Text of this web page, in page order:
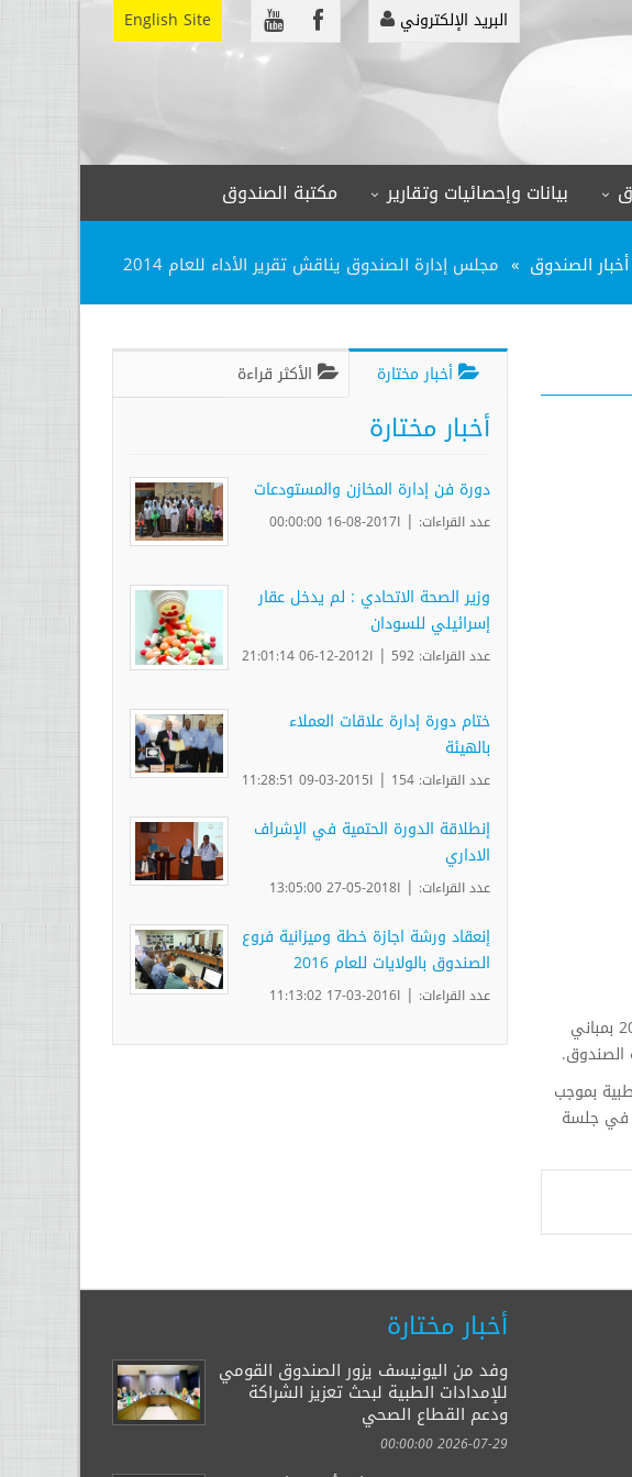
English Site البريد الإلكتروني
بيانات وإحصائيات وتقارير مكتبة الصندوق
أخبار الصندوق مجلس إدارة الصندوق يناقش تقرير الأداء للعام 2014
يلتئم ظهر اليوم الأحد الموافق 21/6/2015 إجتماع مجلس إدارة الصندوق وذلك لمناقشة تقرير الأداء للعام 2014 بمباني
الصندوق.
بموجب
في جلسة
أخبار مختارة الأكثر قراءة
أخبار مختارة
دورة فن إدارة المخازن والمستودعات
عدد القراءات: | ا2017-08-16 00:00:00
وزير الصحة الاتحادي : لم يدخل عقار
إسرائيلي للسودان
عدد القراءات: 592 | ا2012-12-06 21:01:14
ختام دورة إدارة علاقات العملاء
بالهيئة
عدد القراءات: 154 | ا2015-03-09 11:28:51
إنطلاقة الدورة الحتمية في الإشراف
الاداري
عدد القراءات: | ا2018-05-27 13:05:00
إنعقاد ورشة اجازة خطة وميزانية فروع
الصندوق بالولايات للعام 2016
عدد القراءات: | ا2016-03-17 11:13:02
أخبار مختارة
وفد من اليونيسف يزور الصندوق القومي
للإمدادات الطبية لبحث تعزيز الشراكة
ودعم القطاع الصحي
2026-07-29 00:00:00